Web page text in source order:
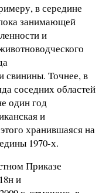
в середине
занимающей
и
свинины. Точнее, в
соседних областей
один год
и
хранившаяся на
1970-х.
Приказе
и